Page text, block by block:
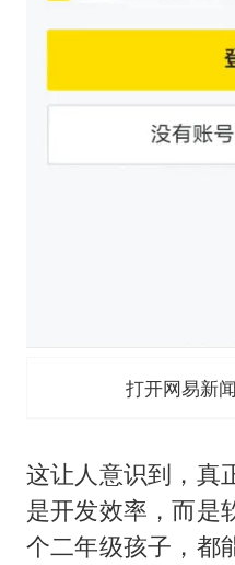
打开网易新
这让人意识到，真
是开发效率，而是
个二年级孩子，都